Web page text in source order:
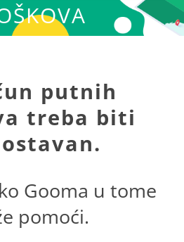
putnih
treba biti
Gooma u tome
pomoći.